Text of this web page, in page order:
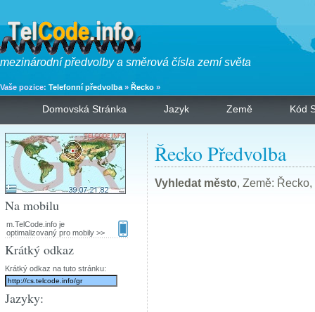
mezinárodní předvolby a směrová čísla zemí světa
Vaše pozice: Telefonní předvolba » Řecko »
Domovská Stránka Jazyk Země Kód
Řecko Předvolba
Vyhledat město, Země:
Na mobilu
m.TelCode.info je
optimalizovaný pro mobily >>
Krátký odkaz
Krátký odkaz na tuto stránku:
Jazyky: